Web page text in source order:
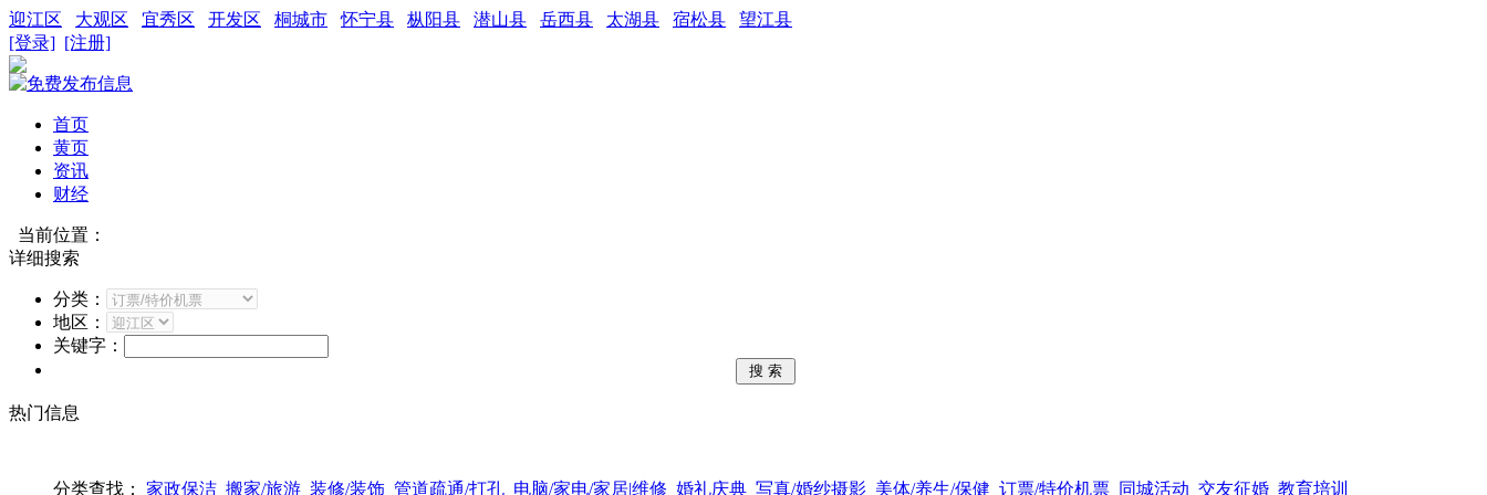
迎江区 大观区 宜秀区 开发区 桐城市 怀宁县 枞阳县 潜山县 岳西县 太湖县 宿松县
望江县
[登录] [注册]
首页
黄页
资讯
财经
当前位置：
详细搜索
分类：
地区：
关键字：
热门信息
分类查找： 家政保洁 搬家/旅游 装修/装饰 管道疏通/打孔 电脑/家电/家居|维修 婚礼庆典 写真/婚纱摄影 美体/养生/保健 订票/特价机票 同城活动 交友征婚 教育培训